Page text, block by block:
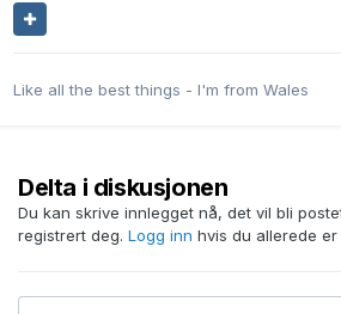
Like all the best things - I'm from Wales
Delta i diskusjonen
Du kan skrive innlegget nå, det vil bli
registrert deg. Logg inn hvis du allerede er